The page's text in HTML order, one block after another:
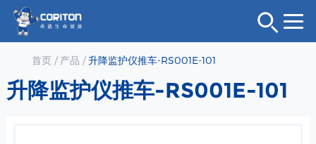
首页/ 产品 /升降监护仪推车-RS001E-101
升降监护仪推车-RS001E-101